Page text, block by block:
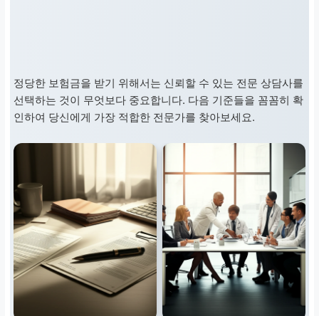
정당한 보험금을 받기 위해서는 신뢰할 수 있는 전문 상담사를
선택하는 것이 무엇보다 중요합니다. 다음 기준들을 꼼꼼히 확
인하여 당신에게 가장 적합한 전문가를 찾아보세요.